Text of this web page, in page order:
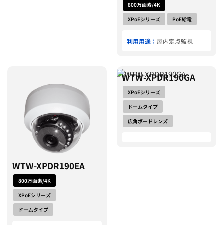
800万画素/4K
XPoEシリーズ
PoE給電
利用用途： 屋内定点監視
WTW-XPDR190EA
800万画素/4K
XPoEシリーズ
ドームタイプ
WTW-XPDR190GA
XPoEシリーズ
ドームタイプ
広角ボードレンズ